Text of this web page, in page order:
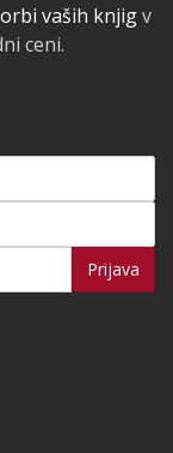
vaših knjigv
ceni.
Prijava